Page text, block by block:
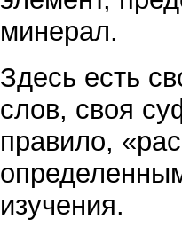
минерал.
Здесь есть
слов, своя
правило,
изучения.